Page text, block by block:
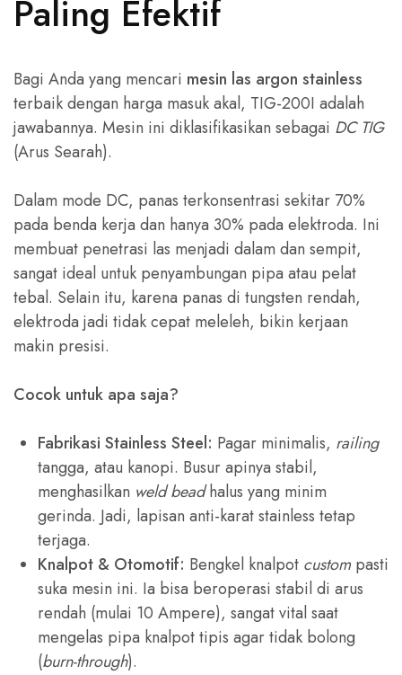
Paling Efektif
Bagi Anda yang mencari mesin las argon stainless
terbaik dengan harga masuk akal, TIG-200I adalah
jawabannya. Mesin ini diklasifikasikan sebagai DC TIG
(Arus Searah).
Dalam mode DC, panas terkonsentrasi sekitar 70%
pada benda kerja dan hanya 30% pada elektroda. Ini
membuat penetrasi las menjadi dalam dan sempit,
sangat ideal untuk penyambungan pipa atau pelat
tebal. Selain itu, karena panas di tungsten rendah,
elektroda jadi tidak cepat meleleh, bikin kerjaan
makin presisi.
Cocok untuk apa saja?
Fabrikasi Stainless Steel: Pagar minimalis, railing
tangga, atau kanopi. Busur apinya stabil,
menghasilkan weld beadhalus yang minim
gerinda. Jadi, lapisan anti-karat stainless tetap
terjaga.
Knalpot & Otomotif: Bengkel knalpot custom pasti
suka mesin ini. Ia bisa beroperasi stabil di arus
rendah (mulai 10 Ampere), sangat vital saat
mengelas pipa knalpot tipis agar tidak bolong
(burn-through).